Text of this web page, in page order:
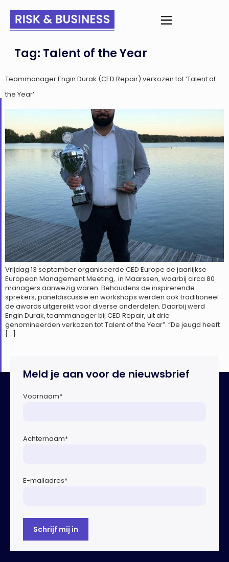
Tag: Talent of the Year
Teammanager Engin Durak (CED Repair) verkozen tot ‘Talent of
the Year’
Vrijdag 13 september organiseerde CED Europe de jaarlijkse
European Management Meeting, in Maarssen, waarbij circa 80
managers aanwezig waren. Behoudens de inspirerende
sprekers, paneldiscussie en workshops werden ook traditioneel
de awards uitgereikt voor diverse onderdelen. Daarbij werd
Engin Durak, teammanager bij CED Repair, uit drie
genomineerden verkozen tot Talent of the Year”. “De jeugd heeft
[…]
Meld je aan voor de nieuwsbrief
Voornaam*
Achternaam*
E-mailadres*